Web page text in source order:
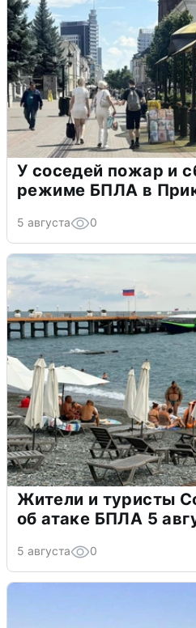
У соседей пожар и
режиме БПЛА в
5 августа 0
Жители и туристы
об атаке БПЛА 5
5 августа 0